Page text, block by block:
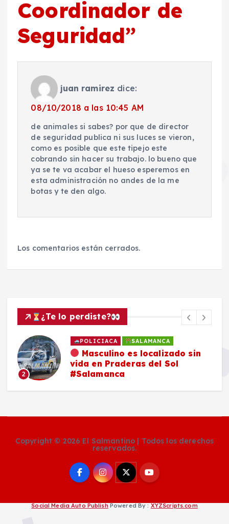
Coordinador de
Seguridad”
juan ramirez dice:
08/10/2018 a las 10:45 AM
de animales si sabes? por que de director
de seguridad publica ni sus luces se vieron,
como es posible que este tipejo este
cobrando sin hacer su trabajo. lo bueno que
ya se te va acabar el hueso esperemos en
esta administración no andes de la me
botas y te den algo.
Los comentarios están cerrados.
¿Te lo perdiste?
2
POLICIACA SALAMANCA
Masculino es localizado sin
vida en Praderas del Sol
#Salamanca
Copyright © 2026 El Salmantino | Todos los derechos
reservados.
Social Media Auto Publish Powered By : XYZScripts.com